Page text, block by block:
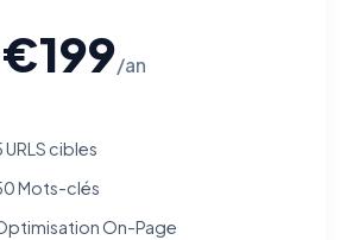
€199/an
URLS cibles
Mots-clés
On-Page